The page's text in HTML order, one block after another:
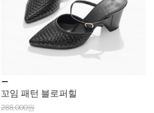
꼬임 패턴 블로퍼힐
288,000원